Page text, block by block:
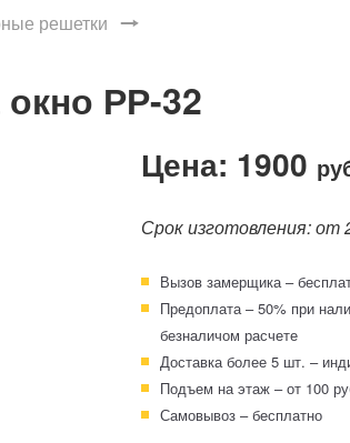
решетки
РР-32
Цена: 1900
Срок изготовления: от
Вызов замерщика –
Предоплата – 50% при
безналичом расчете
Доставка более 5 шт. –
Подъем на этаж – от 100
Самовывоз – бесплатно